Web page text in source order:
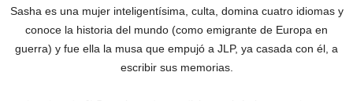
Sasha es una mujer inteligentísima, culta, domina cuatro idiomas y
conoce la historia del mundo (como emigrante de Europa en
guerra) y fue ella la musa que empujó a JLP, ya casada con él, a
escribir sus memorias.